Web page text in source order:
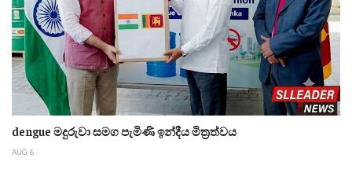
dengue මදුරුවා සමග පැමිණි ඉන්දීය මිත්‍රත්වය
AUG 6